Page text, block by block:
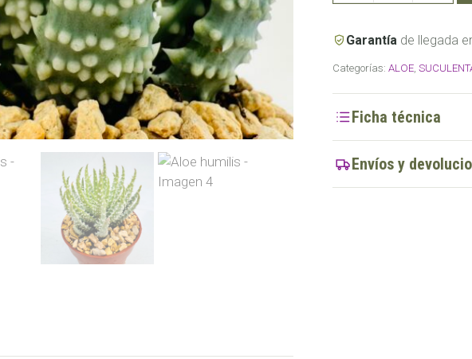
cantidad
Garantía de llegada
Categorías: ALOE,
Ficha técnica
Envíos y